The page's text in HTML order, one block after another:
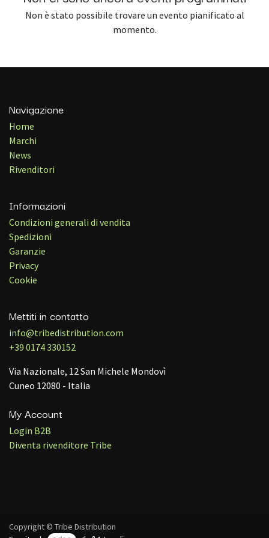
Non è stato possibile trovare un evento pianificato al
momento.
Navigazione
Home
Marchi
News
Rivenditori
Informazioni
Condizioni generali di vendita
Spedizioni
Garanzie
Privacy
Cookie
Mettiti in contatto
info@tribedistribution.com
+39 0174 330152
Via Nazionale, 12 San Michele Mondovì
Cuneo 12080 - Italia
My Account
Login B2B
Diventa rivenditore Tribe
Copyright © Tribe Distribution